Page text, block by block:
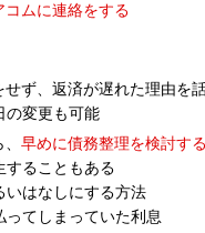
コムに連絡をする
ず、返済が遅れた理由を
の変更も可能
早めに債務整理を検討する
することもある
いはなしにする方法
ってしまっていた利息